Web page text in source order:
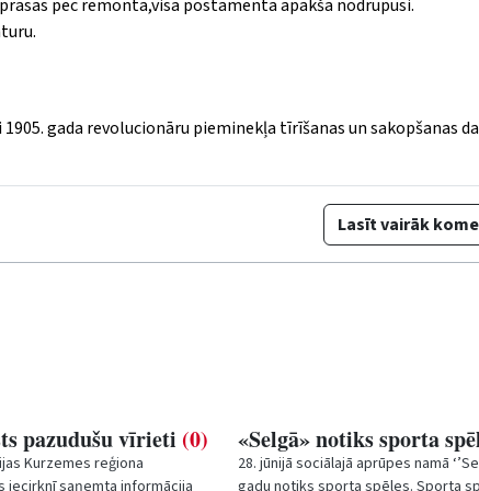
pec remonta,visa postamenta apakša nodrupusi.
gada revolucionāru pieminekļa tīrīšanas un sakopšanas
Lasīt vairāk
pazudušu vīrieti (0)
Kurzemes reģiona
iecirknī saņemta informācija
«Selgā» notiks sporta
28. jūnijā sociālajā aprūpes namā
gadu notiks sporta spēles. Sporta